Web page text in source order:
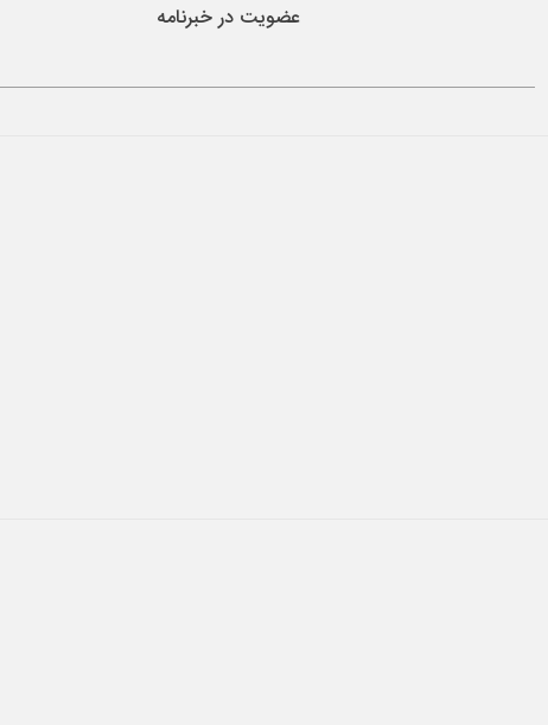
عضویت در خبرنامه